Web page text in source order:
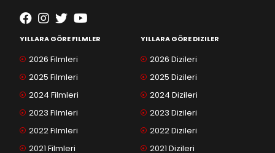
YILLARA GÖRE FILMLER
2026 Filmleri
2025 Filmleri
2024 Filmleri
2023 Filmleri
2022 Filmleri
2021 Filmleri
YILLARA GÖRE DIZILER
2026 Dizileri
2025 Dizileri
2024 Dizileri
2023 Dizileri
2022 Dizileri
2021 Dizileri